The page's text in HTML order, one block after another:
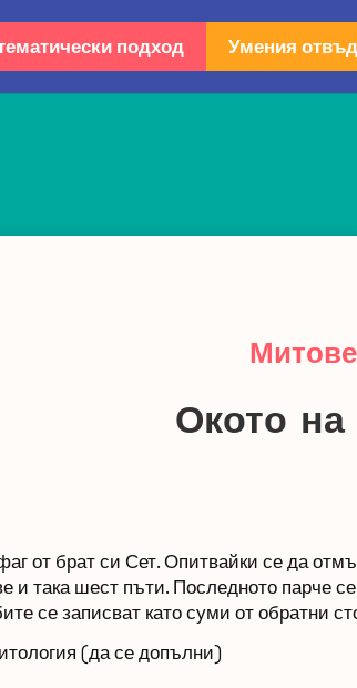
подход Умения
Митове
Окото
от брат си Сет. Опитвайки се да
и така шест пъти. Последното парче
се записват като суми от обратни
(да се допълни)